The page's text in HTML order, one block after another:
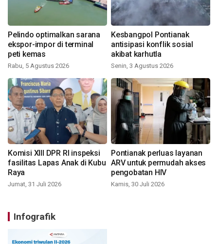
Pelindo optimalkan sarana
ekspor-impor di terminal
peti kemas
Rabu, 5 Agustus 2026
Kesbangpol Pontianak
antisipasi konflik sosial
akibat karhutla
Senin, 3 Agustus 2026
Komisi XIII DPR RI inspeksi
fasilitas Lapas Anak di Kubu
Raya
Jumat, 31 Juli 2026
Pontianak perluas layanan
ARV untuk permudah akses
pengobatan HIV
Kamis, 30 Juli 2026
Infografik